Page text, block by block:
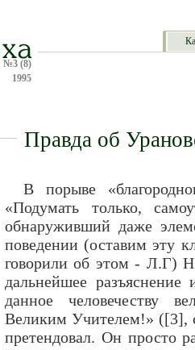
№3 (8)
1995
Правда об
В порыве
«Подумать только,
обнаруживший даже
поведении (оставим эту
говорили об этом - Л.Г)
дальнейшее
данное человечеству
Великим Учителем!» ([3],
претендовал. Он просто